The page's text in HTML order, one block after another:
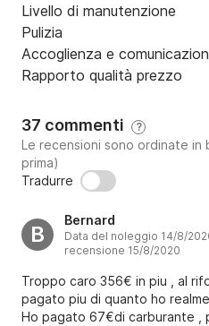
Livello di manutenzione
Pulizia
Accoglienza e
Rapporto qualità prezzo
37 commenti ?
Le recensioni sono ordinate in
prima)
Tradurre
B
Bernard
Data del noleggio 14/8/
recensione 15/8/2020
Troppo caro 356€ in piu , al
pagato piu di quanto ho
Ho pagato 67€di carburante ,